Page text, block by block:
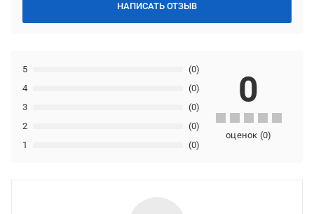
НАПИСАТЬ ОТЗЫВ
1 (0)
2 (0)
3 (0)
4 (0)
5 (0)
0
оценок (0)